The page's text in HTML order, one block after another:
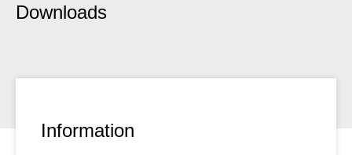
Downloads
Information